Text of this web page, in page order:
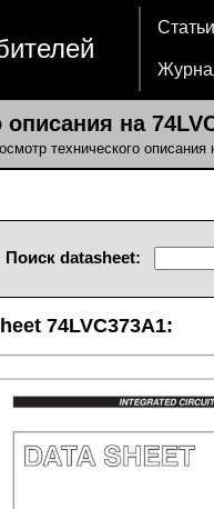
Статьи
на
технического описания
Поиск datasheet:
74LVC373A1: